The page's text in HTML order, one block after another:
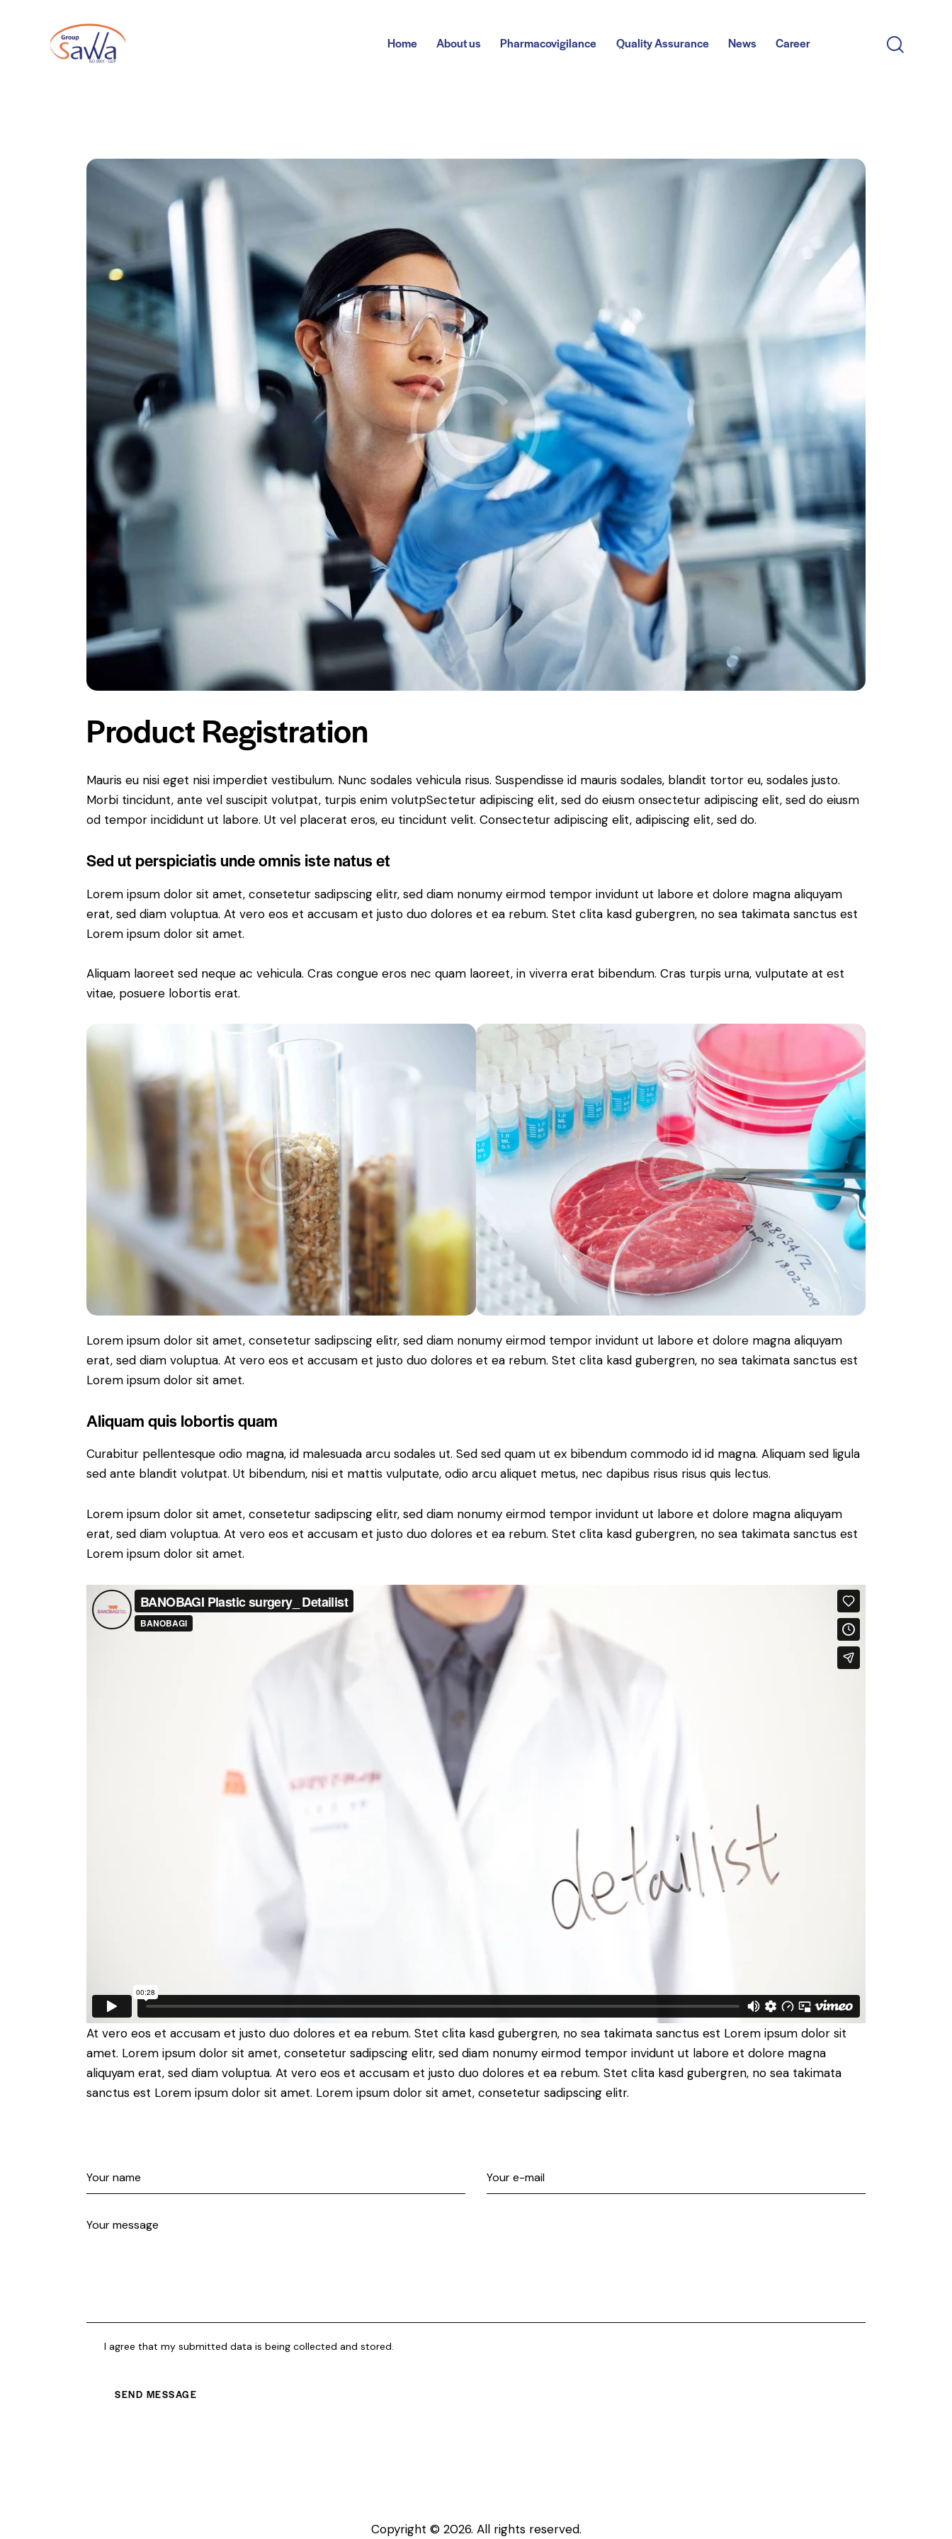
Home About us Pharmacovigilance Quality Assurance News Career
Product Registration
Mauris eu nisi eget nisi imperdiet vestibulum. Nunc sodales vehicula risus. Suspendisse id mauris sodales, blandit tortor eu, sodales justo.
Morbi tincidunt, ante vel suscipit volutpat, turpis enim volutpSectetur adipiscing elit, sed do eiusm onsectetur adipiscing elit, sed do eiusm
od tempor incididunt ut labore. Ut vel placerat eros, eu tincidunt velit. Consectetur adipiscing elit, adipiscing elit, sed do.
Sed ut perspiciatis unde omnis iste natus et
Lorem ipsum dolor sit amet, consetetur sadipscing elitr, sed diam nonumy eirmod tempor invidunt ut labore et dolore magna aliquyam
erat, sed diam voluptua. At vero eos et accusam et justo duo dolores et ea rebum. Stet clita kasd gubergren, no sea takimata sanctus est
Lorem ipsum dolor sit amet.
Aliquam laoreet sed neque ac vehicula. Cras congue eros nec quam laoreet, in viverra erat bibendum. Cras turpis urna, vulputate at est
vitae, posuere lobortis erat.
Lorem ipsum dolor sit amet, consetetur sadipscing elitr, sed diam nonumy eirmod tempor invidunt ut labore et dolore magna aliquyam
erat, sed diam voluptua. At vero eos et accusam et justo duo dolores et ea rebum. Stet clita kasd gubergren, no sea takimata sanctus est
Lorem ipsum dolor sit amet.
Aliquam quis lobortis quam
Curabitur pellentesque odio magna, id malesuada arcu sodales ut. Sed sed quam ut ex bibendum commodo id id magna. Aliquam sed ligula
sed ante blandit volutpat. Ut bibendum, nisi et mattis vulputate, odio arcu aliquet metus, nec dapibus risus risus quis lectus.
Lorem ipsum dolor sit amet, consetetur sadipscing elitr, sed diam nonumy eirmod tempor invidunt ut labore et dolore magna aliquyam
erat, sed diam voluptua. At vero eos et accusam et justo duo dolores et ea rebum. Stet clita kasd gubergren, no sea takimata sanctus est
Lorem ipsum dolor sit amet.
At vero eos et accusam et justo duo dolores et ea rebum. Stet clita kasd gubergren, no sea takimata sanctus est Lorem ipsum dolor sit
amet. Lorem ipsum dolor sit amet, consetetur sadipscing elitr, sed diam nonumy eirmod tempor invidunt ut labore et dolore magna
aliquyam erat, sed diam voluptua. At vero eos et accusam et justo duo dolores et ea rebum. Stet clita kasd gubergren, no sea takimata
sanctus est Lorem ipsum dolor sit amet. Lorem ipsum dolor sit amet, consetetur sadipscing elitr.
I agree that my submitted data is being collected and stored.
SEND MESSAGE
Copyright © 2026. All rights reserved.